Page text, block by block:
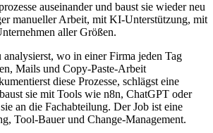
auseinander und baust sie wieder neu
manueller Arbeit, mit KI-Unterstützung, mit
aller Größen.
wo in einer Firma jeden Tag
Mails und Copy-Paste-Arbeit
diese Prozesse, schlägst eine
sie mit Tools wie n8n, ChatGPT oder
an die Fachabteilung. Der Job ist eine
Tool-Bauer und Change-Management.